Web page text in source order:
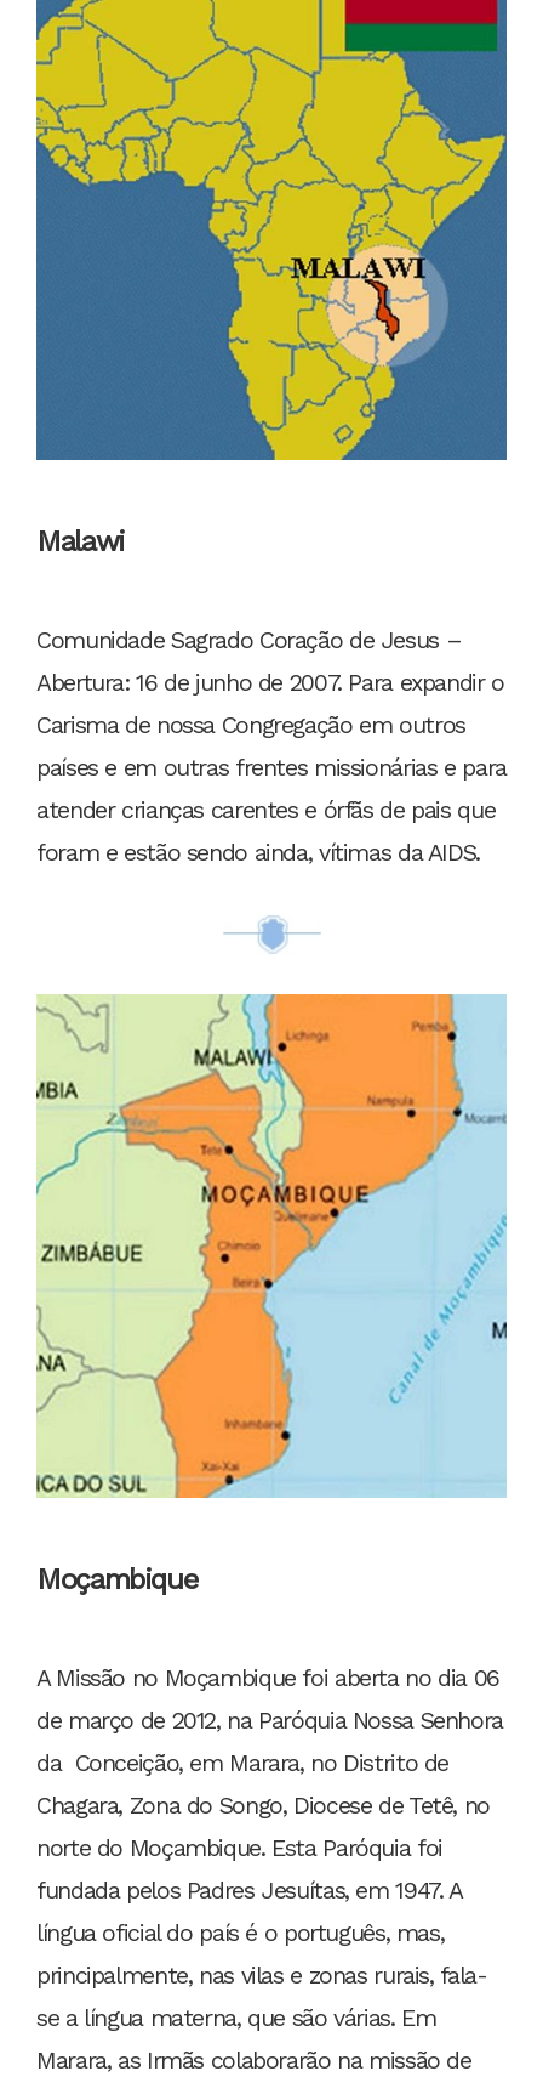
Malawi
Comunidade Sagrado Coração de Jesus –
Abertura: 16 de junho de 2007. Para expandir o
Carisma de nossa Congregação em outros
países e em outras frentes missionárias e para
atender crianças carentes e órfãs de pais que
foram e estão sendo ainda, vítimas da AIDS.
Moçambique
A Missão no Moçambique foi aberta no dia 06
de março de 2012, na Paróquia Nossa Senhora
da Conceição, em Marara, no Distrito de
Chagara, Zona do Songo, Diocese de Tetê, no
norte do Moçambique. Esta Paróquia foi
fundada pelos Padres Jesuítas, em 1947. A
língua oficial do país é o português, mas,
principalmente, nas vilas e zonas rurais, fala-
se a língua materna, que são várias. Em
Marara, as Irmãs colaborarão na missão de